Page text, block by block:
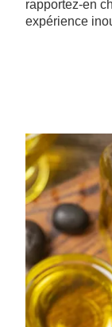
rapportez-en
expérience